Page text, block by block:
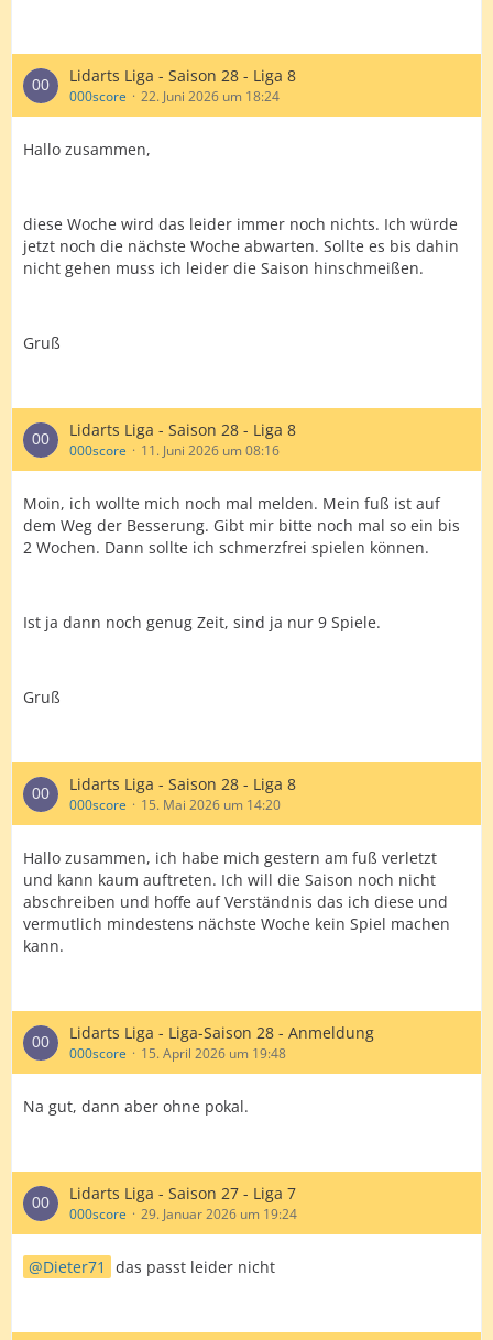
Lidarts Liga - Saison 28 - Liga 8
000score 22. Juni 2026 um 18:24
Hallo zusammen,
diese Woche wird das leider immer noch nichts. Ich würde
jetzt noch die nächste Woche abwarten. Sollte es bis dahin
nicht gehen muss ich leider die Saison hinschmeißen.
Gruß
Lidarts Liga - Saison 28 - Liga 8
000score 11. Juni 2026 um 08:16
Moin, ich wollte mich noch mal melden. Mein fuß ist auf
dem Weg der Besserung. Gibt mir bitte noch mal so ein bis
2 Wochen. Dann sollte ich schmerzfrei spielen können.
Ist ja dann noch genug Zeit, sind ja nur 9 Spiele.
Gruß
Lidarts Liga - Saison 28 - Liga 8
000score 15. Mai 2026 um 14:20
Hallo zusammen, ich habe mich gestern am fuß verletzt
und kann kaum auftreten. Ich will die Saison noch nicht
abschreiben und hoffe auf Verständnis das ich diese und
vermutlich mindestens nächste Woche kein Spiel machen
kann.
Lidarts Liga - Liga-Saison 28 - Anmeldung
000score 15. April 2026 um 19:48
Na gut, dann aber ohne pokal.
Lidarts Liga - Saison 27 - Liga 7
000score 29. Januar 2026 um 19:24
Dieter71 das passt leider nicht